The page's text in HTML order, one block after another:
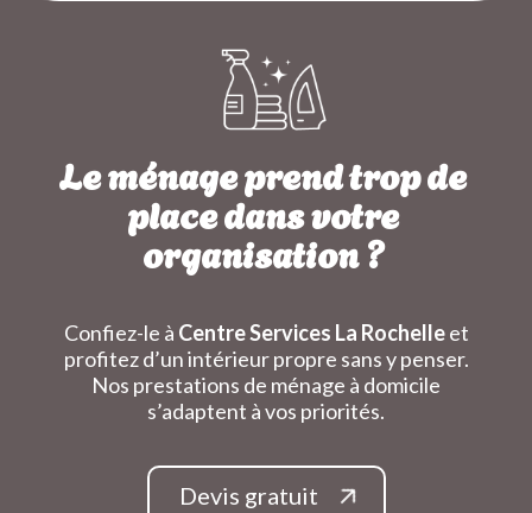
Le ménage prend trop de
place dans votre
organisation ?
Confiez-le à Centre Services La Rochelleet
profitez d’un intérieur propre sans y penser.
Nos prestations de ménage à domicile
s’adaptent à vos priorités.
Devis gratuit